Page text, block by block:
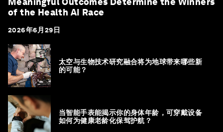
of the Health AI Race
2026年6月29日
太空与生物技术研究融合将为地球带来哪些新
的可能？
当智能手表能揭示你的身体年龄，可穿戴设备
如何为健康老龄化保驾护航？